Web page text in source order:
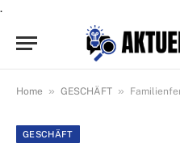
.
Home » GESCHÄFT » Familienferien in den
GESCHÄFT